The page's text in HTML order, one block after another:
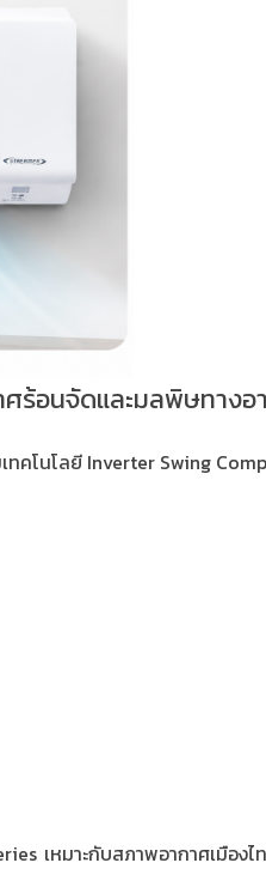
ศร้อนจัดและมลพิษทางอ
ทคโนโลยี Inverter Swing
เหมาะกับสภาพอากาศเมืองไ